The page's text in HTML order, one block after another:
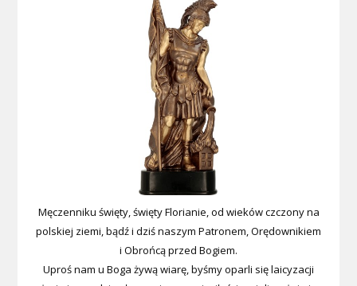
Męczenniku święty, święty Florianie, od wieków czczony na
polskiej ziemi, bądź i dziś naszym Patronem, Orędownikiem
i Obrońcą przed Bogiem.
Uproś nam u Boga żywą wiarę, byśmy oparli się laicyzacji